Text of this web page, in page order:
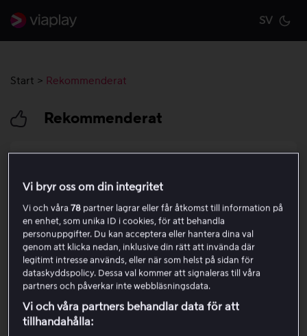
SV
Start > Rekommenderat
Rekommenderat
Logga in och ut på Viaplay
Uppgradera ditt Viaplay-paket
Aktivera en värdekod
Viaplay utomlands & VPN
Vi bryr oss om din integritet
Vi och våra78 partner lagrar eller får åtkomst till information på
en enhet, som unika ID i cookies, för att behandla
personuppgifter. Du kan acceptera eller hantera dina val
genom att klicka nedan, inklusive din rätt att invända där
legitimt intresse används, eller när som helst på sidan för
dataskyddspolicy. Dessa val kommer att signaleras till våra
partners och påverkar inte webbläsningsdata.
Vi och våra partners behandlar data för att
tillhandahålla: